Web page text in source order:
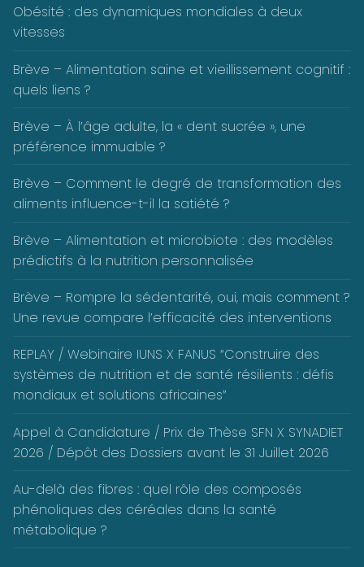
Obésité : des dynamiques mondiales à deux
vitesses
Brève – Alimentation saine et vieillissement cognitif :
quels liens ?
Brève – À l’âge adulte, la « dent sucrée », une
préférence immuable ?
Brève – Comment le degré de transformation des
aliments influence-t-il la satiété ?
Brève – Alimentation et microbiote : des modèles
prédictifs à la nutrition personnalisée
Brève – Rompre la sédentarité, oui, mais comment ?
Une revue compare l’efficacité des interventions
REPLAY / Webinaire IUNS X FANUS “Construire des
systèmes de nutrition et de santé résilients : défis
mondiaux et solutions africaines”
Appel à Candidature / Prix de Thèse SFN X SYNADIET
2026 / Dépôt des Dossiers avant le 31 Juillet 2026
Au-delà des fibres : quel rôle des composés
phénoliques des céréales dans la santé
métabolique ?